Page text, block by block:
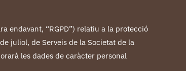
endavant, “RGPD”) relatiu a la protecció
juliol, de Serveis de la Societat de la
les dades de caràcter personal